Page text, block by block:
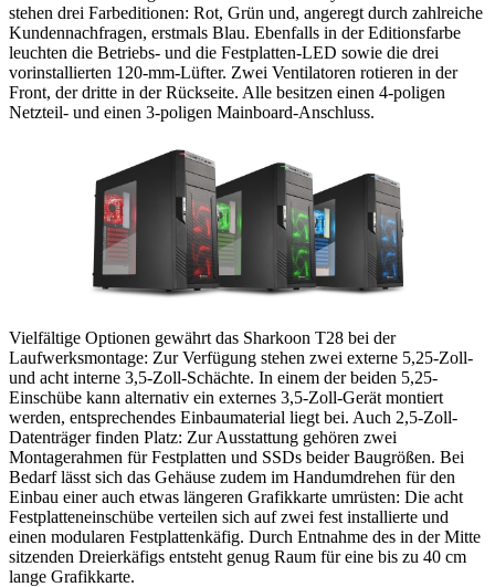
stehen drei Farbeditionen: Rot, Grün und, angeregt durch zahlreiche
Kundennachfragen, erstmals Blau. Ebenfalls in der Editionsfarbe
leuchten die Betriebs- und die Festplatten-LED sowie die drei
vorinstallierten 120-mm-Lüfter. Zwei Ventilatoren rotieren in der
Front, der dritte in der Rückseite. Alle besitzen einen 4-poligen
Netzteil- und einen 3-poligen Mainboard-Anschluss.
Vielfältige Optionen gewährt das Sharkoon T28 bei der
Laufwerksmontage: Zur Verfügung stehen zwei externe 5,25-Zoll-
und acht interne 3,5-Zoll-Schächte. In einem der beiden 5,25-
Einschübe kann alternativ ein externes 3,5-Zoll-Gerät montiert
werden, entsprechendes Einbaumaterial liegt bei. Auch 2,5-Zoll-
Datenträger finden Platz: Zur Ausstattung gehören zwei
Montagerahmen für Festplatten und SSDs beider Baugrößen. Bei
Bedarf lässt sich das Gehäuse zudem im Handumdrehen für den
Einbau einer auch etwas längeren Grafikkarte umrüsten: Die acht
Festplatteneinschübe verteilen sich auf zwei fest installierte und
einen modularen Festplattenkäfig. Durch Entnahme des in der Mitte
sitzenden Dreierkäfigs entsteht genug Raum für eine bis zu 40 cm
lange Grafikkarte.